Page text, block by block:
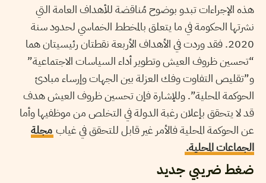
هذه الإجراءات تبدو بوضوح مُناقضة للأهداف العامة التي
نشرتها الحكومة في ما يتعلق بالمخطط الخماسي لحدود سنة
2020. فقد وردت في الأهداف الأربعة نقطتان رئيسيتان هما
“تحسين ظروف العيش وتطوير أداء السياسات الاجتماعية”
و”تقليص التفاوت وفك العزلة بين الجهات وإرساء مبادئ
الحوكمة المحلية”. وللإشارة فإن تحسين ظروف العيش هدف
قد لا يتحقق بإعلان رغبة الدولة في التخلص من موظفيها وأما
عن الحوكمة المحلية فالأمر غير قابل للتحقق في غياب مجلة
الجماعات المحلية.
ضغط ضريبي جديد